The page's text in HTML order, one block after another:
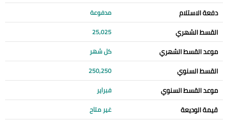
دفعة الاستلام مدفوعة
القسط الشهري 25,025
موعد القسط الشهري كل شهر
القسط السنوي 250,250
موعد القسط السنوي فبراير
قيمة الوديعة غير متاح